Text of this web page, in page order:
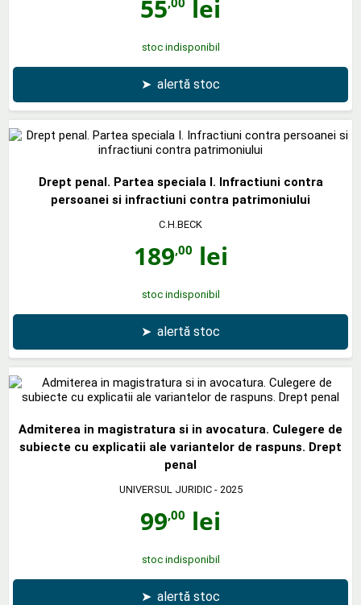
55 lei
stoc indisponibil
➤ alertă stoc
Drept penal. Partea speciala I. Infractiuni contra
persoanei si infractiuni contra patrimoniului
C.H.BECK
189,00 lei
stoc indisponibil
➤ alertă stoc
Admiterea in magistratura si in avocatura. Culegere de
subiecte cu explicatii ale variantelor de raspuns. Drept
penal
UNIVERSUL JURIDIC- 2025
99,00 lei
stoc indisponibil
➤ alertă stoc